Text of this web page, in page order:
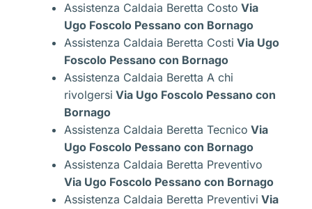
Assistenza Caldaia Beretta Costo Via
Ugo Foscolo Pessano con Bornago
Assistenza Caldaia Beretta Costi Via Ugo
Foscolo Pessano con Bornago
Assistenza Caldaia Beretta A chi
rivolgersi Via Ugo Foscolo Pessano con
Bornago
Assistenza Caldaia Beretta Tecnico Via
Ugo Foscolo Pessano con Bornago
Assistenza Caldaia Beretta Preventivo
Via Ugo Foscolo Pessano con Bornago
Assistenza Caldaia Beretta Preventivi Via